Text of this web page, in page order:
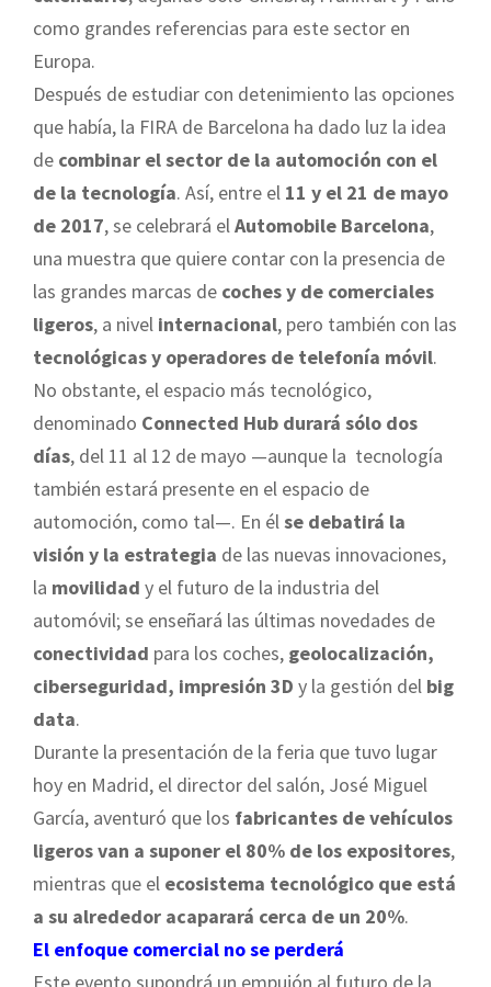
como grandes referencias para este sector en
Europa.
Después de estudiar con detenimiento las opciones
que había, la FIRA de Barcelona ha dado luz la idea
de combinar el sector de la automoción con el
de la tecnología. Así, entre el 11 y el 21 de mayo
de 2017, se celebrará elAutomobile Barcelona,
una muestra que quiere contar con la presencia de
las grandes marcas de coches y de comerciales
ligeros, a nivel internacional, pero también con las
tecnológicas y operadores de telefonía móvil.
No obstante, el espacio más tecnológico,
denominado Connected Hub durará sólo dos
días, del 11 al 12 de mayo —aunque la tecnología
también estará presente en el espacio de
automoción, como tal—. En élse debatirá la
visión y la estrategia de las nuevas innovaciones,
la movilidad y el futuro de la industria del
automóvil; se enseñará las últimas novedades de
conectividad para los coches, geolocalización,
ciberseguridad, impresión 3D y la gestión del big
data.
Durante la presentación de la feria que tuvo lugar
hoy en Madrid, el director del salón, José Miguel
García, aventuró que los fabricantes de vehículos
ligeros van a suponer el 80% de los expositores,
mientras que el ecosistema tecnológico que está
a su alrededor acaparará cerca de un 20%.
El enfoque comercial no se perderá